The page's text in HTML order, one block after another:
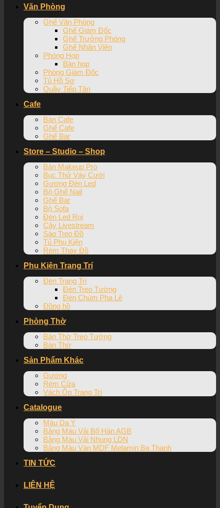
Văn Phòng
Ghế Văn Phòng
Ghế Giám Đốc
Ghế Trưởng Phòng
Ghế Nhân Viên
Phòng Họp
Bàn họp
Phòng Giám Đốc
Tủ Hồ Sơ
Quầy Tiếp Tân
Cafe
Bàn Cafe
Ghế Cafe
Ghế Bar
Store – Studio – Shop
Bàn Makeup Pro
Bục Thử Váy Cưới
Gương Đèn Led
Bộ Ghế Nail
Ghế Bar
Bộ Sofa
Đèn Led Rọi
Cây Livestream
Sào Treo Đồ
Tủ Phụ Kiện
Rèm Thay Đồ
Phụ Kiện Trang Trí
Đèn Trang Trí
Đèn Treo Tường
Đèn Chùm Pha Lê
Đồng hồ
Phòng Thờ
Bàn Thờ Treo Tường
Bàn Thờ
Sản Phẩm Khác
Gương
Rèm Cửa
Vách Ốp Trang Trí
Catalogue
Màu Da Ý
Bảng Màu Vải Bố Hàn AGB
Bảng Màu Vải Nhung LDN
Bảng Màu Ván MDF Melamin Ba Thanh
TIN TỨC
LIÊN HỆ